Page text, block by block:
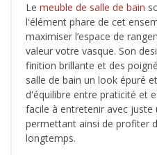
Le meuble de salle de bain
l'élément phare de cet
maximiser l’espace de
valeur votre vasque. Son
finition brillante et des
salle de bain un look épuré
d'équilibre entre praticité et
facile à entretenir avec juste
permettant ainsi de profiter
longtemps.